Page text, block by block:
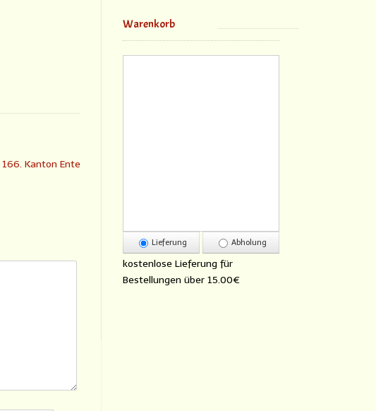
166. Kanton Ente
Warenkorb
Lieferung Abholung
kostenlose Lieferung für
Bestellungen über 15.00€